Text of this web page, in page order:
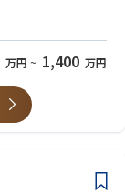
万円 ~ 1,400 万円